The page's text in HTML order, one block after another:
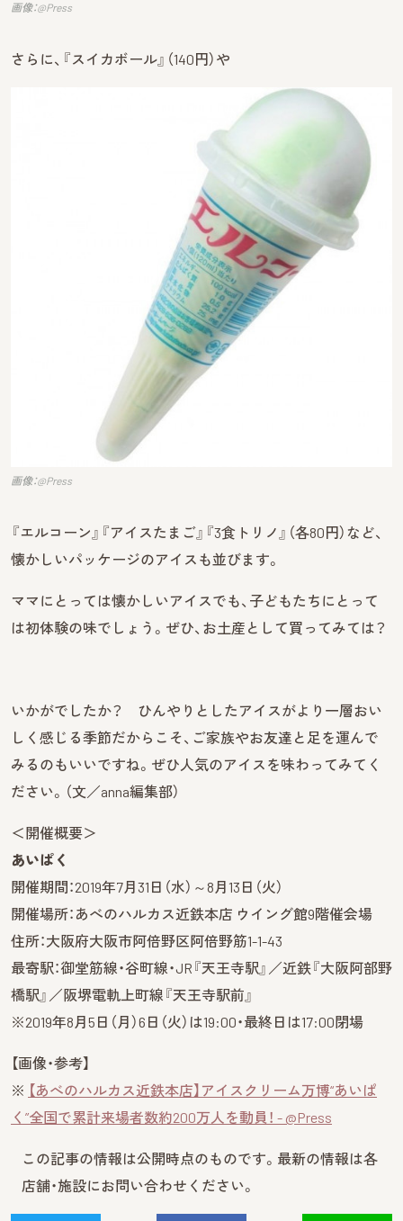
画像：@Press
さらに、『スイカボール』（140円）や
画像：@Press
『エルコーン』『アイスたまご』『3食トリノ』（各80円）など、
懐かしいパッケージのアイスも並びます。
ママにとっては懐かしいアイスでも、子どもたちにとって
は初体験の味でしょう。ぜひ、お土産として買ってみては？
いかがでしたか？ ひんやりとしたアイスがより一層おい
しく感じる季節だからこそ、ご家族やお友達と足を運んで
みるのもいいですね。ぜひ人気のアイスを味わってみてく
ださい。（文／anna編集部）
＜開催概要＞
あいぱく
開催期間：2019年7月31日（水）～8月13日（火）
開催場所：あべのハルカス近鉄本店 ウイング館9階催会場
住所：大阪府大阪市阿倍野区阿倍野筋1-1-43
最寄駅：御堂筋線・谷町線・JR『天王寺駅』／近鉄『大阪阿部野
橋駅』／阪堺電軌上町線『天王寺駅前』
※2019年8月5日（月）6日（火）は19:00・最終日は17:00閉場
【画像・参考】
※ 【あべのハルカス近鉄本店】アイスクリーム万博“あいぱ
く”全国で累計来場者数約200万人を動員！ - @Press
この記事の情報は公開時点のものです。最新の情報は各
店舗・施設にお問い合わせください。